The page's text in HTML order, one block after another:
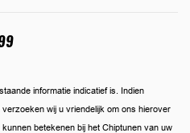
informatie indicatief is. Indien
wij u vriendelijk om ons hierover
betekenen bij het Chiptunen van uw